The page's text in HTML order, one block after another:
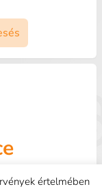
értelmében